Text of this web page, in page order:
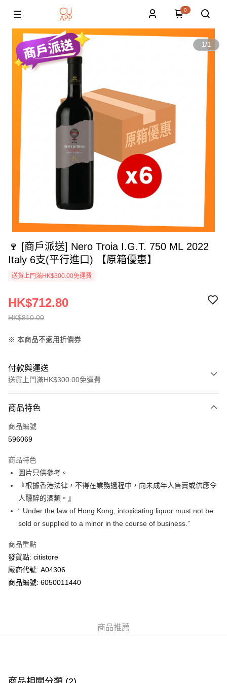
0
1/1
🍷 [商戶派送] Nero Troia I.G.T. 750 ML 2022
Italy 6支(平行進口) 【原箱優惠】
送貨上門滿HK$300.00免運費
HK$810.00
HK$712.80
※ 本商品不適用折價券
付款與運送
送貨上門滿HK$300.00免運費
信用卡
AlipayHK
WeChat Pay
送貨方式
供應商送貨送貨上門 (滿額$300免運) (此產品會以獨立訂單處理)J&
商品特色
商品編號
596069
商品特色
圖片只供參考。
『根據香港法律，不得在業務過程中，向未成年人售賣或供應令
人醺醉的酒類。』
“ Under the law of Hong Kong, intoxicating liquor must not be
sold or supplied to a minor in the course of business.”
商品重點
發貨點: citistore
廠商代號: A04306
商品編號: 6050011440
商品推薦